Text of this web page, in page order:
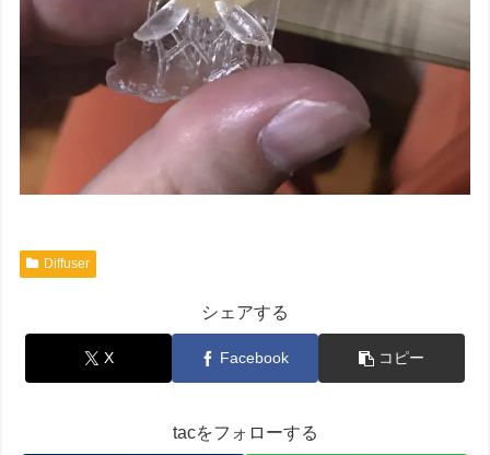
Diffuser
シェアする
X Facebook コピー
tacをフォローする